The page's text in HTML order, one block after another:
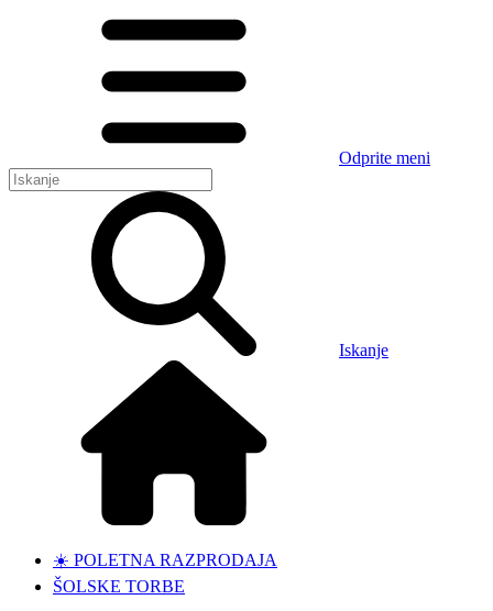
Odprite meni
Iskanje
☀️ POLETNA RAZPRODAJA
ŠOLSKE TORBE